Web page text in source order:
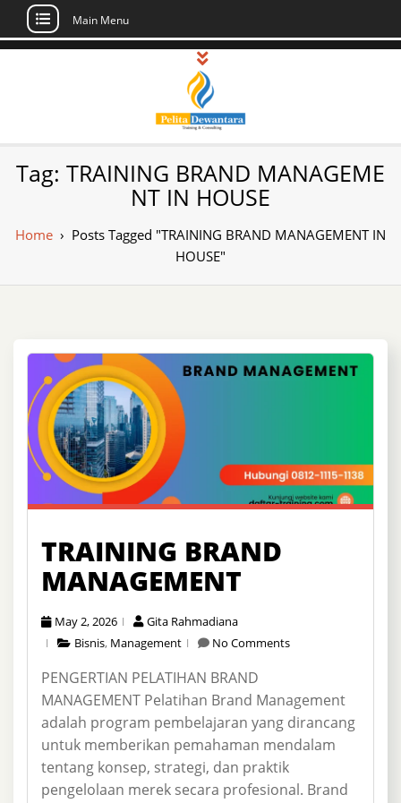
Skip
Main Menu
Pusat Pelatihan
dan Sertifikasi –
Daftar Training
Indonesia
Sertifikasi di Indonesia
Tag: TRAINING BRAND MANAGEME
NT IN HOUSE
Home › Posts Tagged "TRAINING BRAND MANAGEMENT IN
HOUSE"
TRAINING BRAND
MANAGEMENT
May 2, 2026
Gita Rahmadiana
Bisnis, Management No Comments
PENGERTIAN PELATIHAN BRAND
MANAGEMENT Pelatihan Brand Management
adalah program pembelajaran yang dirancang
untuk memberikan pemahaman mendalam
tentang konsep, strategi, dan praktik
pengelolaan merek secara profesional. Brand